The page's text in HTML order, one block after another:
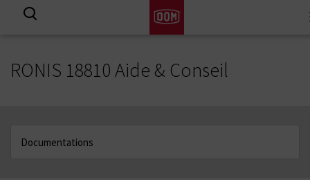
RONIS 18810 Aide & Conseil